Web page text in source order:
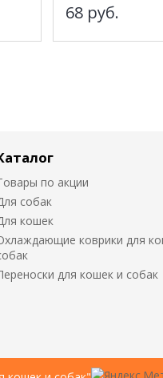
68 руб.
по акции
собак
кошек
коврики для
для кошек и собак